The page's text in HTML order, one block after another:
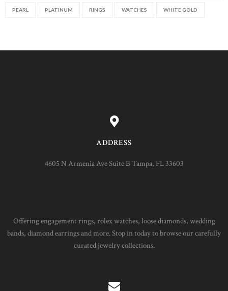
PEARL PLATINUM RINGS WATCHES WHITE GOLD
ADDRESS
4605 N Armenia Ave Suite B Tampa, FL 33603
Offering engagement rings, rolex watches, loose diamonds, wedding
bands, diamond earrings and more. Stop in today to browse our carefully
curated jewelry collections.